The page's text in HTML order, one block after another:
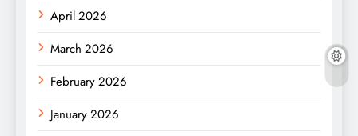
April 2026
March 2026
February 2026
January 2026